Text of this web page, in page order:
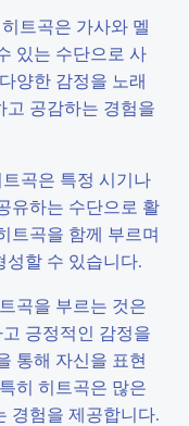
트곡은 가사와 멜
있는 수단으로 사
양한 감정을 노래
고 공감하는 경험을
곡은 특정 시기나
유하는 수단으로 활
트곡을 함께 부르며
성할 수 있습니다.
곡을 부르는 것은
긍정적인 감정을
통해 자신을 표현
히 히트곡은 많은
경험을 제공합니다.